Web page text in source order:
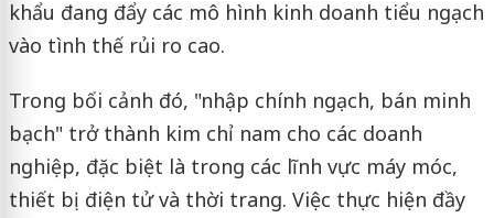
khẩu đang đẩy các mô hình kinh doanh tiểu ngạch
vào tình thế rủi ro cao.
Trong bối cảnh đó, "nhập chính ngạch, bán minh
bạch" trở thành kim chỉ nam cho các doanh
nghiệp, đặc biệt là trong các lĩnh vực máy móc,
thiết bị điện tử và thời trang. Việc thực hiện đầy